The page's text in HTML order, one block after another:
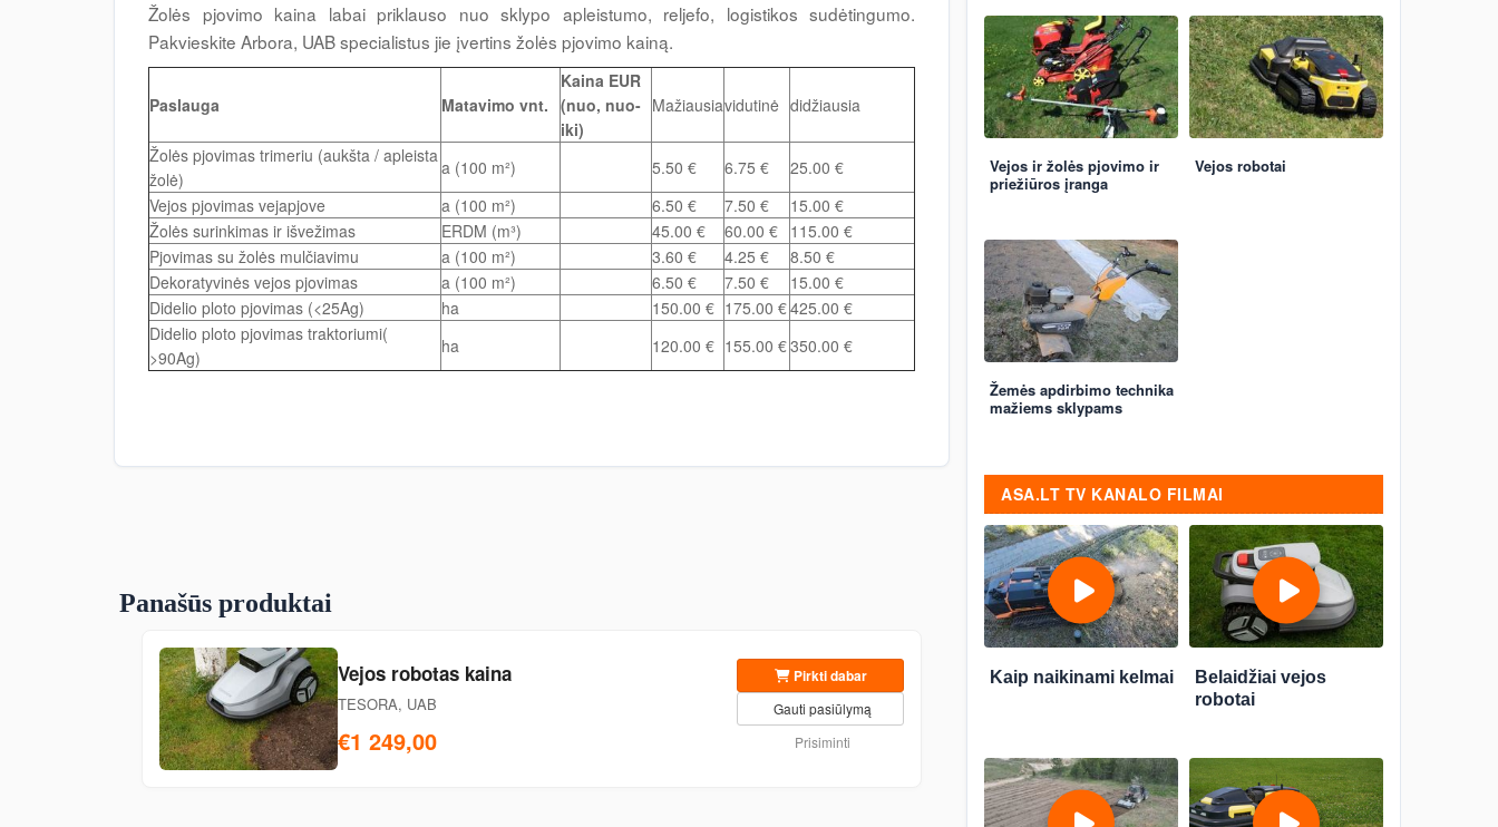
Žolės pjovimo kaina labai priklauso nuo sklypo apleistumo, reljefo, logistikos sudėtingumo.
Pakvieskite Arbora, UAB specialistus jie įvertins žolės pjovimo kainą.
Paslauga Matavimo vnt.
Kaina EUR
(nuo, nuo-
iki)
Mažiausiavidutinė didžiausia
Žolės pjovimas trimeriu (aukšta / apleista
žolė)
a (100 m²) 5.50 € 6.75 €
25.00 €
Vejos pjovimas vejapjove
a (100 m²) 6.50 € 7.50 €
15.00 €
Žolės surinkimas ir išvežimas
ERDM (m³) 45.00 € 60.00 € 115.00 €
Pjovimas su žolės mulčiavimu
a (100 m²) 3.60 € 4.25 €
8.50 €
Dekoratyvinės vejos pjovimas
a (100 m²) 6.50 € 7.50 €
15.00 €
Didelio ploto pjovimas (<25Ag)
ha 150.00 € 175.00 €425.00 €
Didelio ploto pjovimas traktoriumi(
>90Ag)
ha 120.00 € 155.00 €350.00 €
Panašūs produktai
Vejos robotas kaina
TESORA, UAB
€1 249,00
Pirkti dabar
Gauti pasiūlymą
Prisiminti
Vejos ir žolės pjovimo ir
priežiūros įranga
Vejos robotai
Žemės apdirbimo technika
mažiems sklypams
ASA.LT TV KANALO FILMAI
Kaip naikinami kelmai
Belaidžiai vejos
robotai